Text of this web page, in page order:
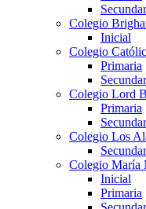
Colegio
Inicial
Colegio
Primaria
Colegio Lord
Primaria
Colegio Los
Colegio María
Inicial
Primaria